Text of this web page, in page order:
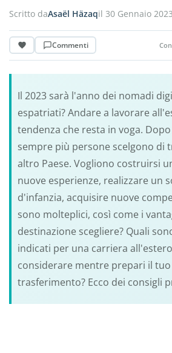
Scritto daAsaël Häzaqil 30 Gennaio 2023
Commenti
Il 2023 sarà l'anno dei nomadi
espatriati? Andare a lavorare
tendenza che resta in voga.
sempre più persone scelgono di
altro Paese. Vogliono costruirsi
nuove esperienze, realizzare un
d'infanzia, acquisire nuove
sono molteplici, così come i
destinazione scegliere? Quali
indicati per una carriera
considerare mentre prepari il
trasferimento? Ecco dei consigli